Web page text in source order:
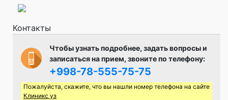
Контакты
Чтобы узнать подробнее, задать вопросы и
записаться на прием, звоните по телефону:
+998-78-555-75-75
Пожалуйста, скажите, что вы нашли номер телефона на сайте
Клиникс уз